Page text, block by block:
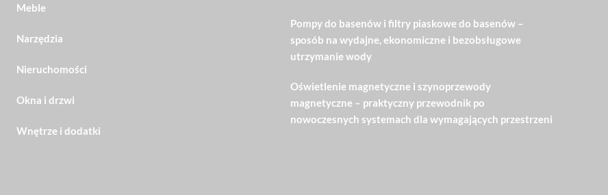
Meble
Narzędzia
Nieruchomości
Okna i drzwi
Wnętrze i dodatki
Pompy do basenów i filtry piaskowe do basenów –
sposób na wydajne, ekonomiczne i bezobsługowe
utrzymanie wody
Oświetlenie magnetyczne i szynoprzewody
magnetyczne – praktyczny przewodnik po
nowoczesnych systemach dla wymagających przestrzeni